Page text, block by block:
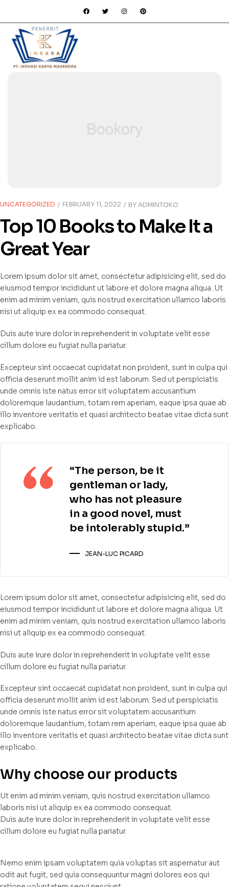
UNCATEGORIZED FEBRUARY 11, 2022 BY ADMINTOKO
Top 10 Books to Make It a
Great Year
Lorem ipsum dolor sit amet, consectetur adipisicing elit, sed do
eiusmod tempor incididunt ut labore et dolore magna aliqua. Ut
enim ad minim veniam, quis nostrud exercitation ullamco laboris
nisi ut aliquip ex ea commodo consequat.
Duis aute irure dolor in reprehenderit in voluptate velit esse
cillum dolore eu fugiat nulla pariatur.
Excepteur sint occaecat cupidatat non proident, sunt in culpa qui
officia deserunt mollit anim id est laborum. Sed ut perspiciatis
unde omnis iste natus error sit voluptatem accusantium
doloremque laudantium, totam rem aperiam, eaque ipsa quae ab
illo inventore veritatis et quasi architecto beatae vitae dicta sunt
explicabo.
“The person, be it
gentleman or lady,
who has not pleasure
in a good novel, must
be intolerably stupid.”
JEAN-LUC PICARD
Lorem ipsum dolor sit amet, consectetur adipisicing elit, sed do
eiusmod tempor incididunt ut labore et dolore magna aliqua. Ut
enim ad minim veniam, quis nostrud exercitation ullamco laboris
nisi ut aliquip ex ea commodo consequat.
Duis aute irure dolor in reprehenderit in voluptate velit esse
cillum dolore eu fugiat nulla pariatur.
Excepteur sint occaecat cupidatat non proident, sunt in culpa qui
officia deserunt mollit anim id est laborum. Sed ut perspiciatis
unde omnis iste natus error sit voluptatem accusantium
doloremque laudantium, totam rem aperiam, eaque ipsa quae ab
illo inventore veritatis et quasi architecto beatae vitae dicta sunt
explicabo.
Why choose our products
Ut enim ad minim veniam, quis nostrud exercitation ullamco
laboris nisi ut aliquip ex ea commodo consequat.
Duis aute irure dolor in reprehenderit in voluptate velit esse
cillum dolore eu fugiat nulla pariatur.
Nemo enim ipsam voluptatem quia voluptas sit aspernatur aut
odit aut fugit, sed quia consequuntur magni dolores eos qui